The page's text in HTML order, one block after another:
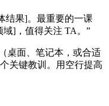
结果]。最重要的一课
]，值得关注 TA。”
桌面、笔记本，或合适
关键教训。用空行提高